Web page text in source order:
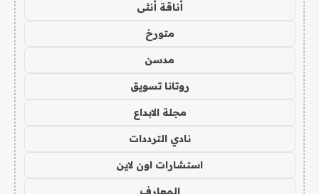
أناقة أنثى
متورخ
مدسن
روتانا تسويق
مجلة الابداع
نادي الترددات
استشارات اون لاين
المعارف